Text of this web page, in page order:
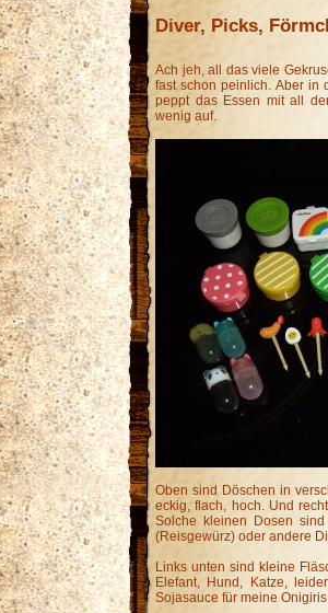
Diver, Picks,
Ach jeh, all das viele
fast schon peinlich. Aber in
peppt das Essen mit all
wenig auf.
Oben sind Döschen in
eckig, flach, hoch. Und
Solche kleinen Dosen
(Reisgewürz) oder andere
Links unten sind kleine
Elefant, Hund, Katze,
Sojasauce für meine